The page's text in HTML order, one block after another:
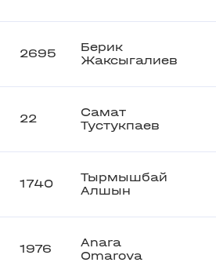
2695
Берик
Жаксыгалиев
22
Самат
Тустукпаев
1740
Тырмышбай
Алшын
1976
Anara
Omarova